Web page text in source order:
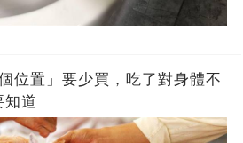
位置」要少買，吃了對身體不
知道